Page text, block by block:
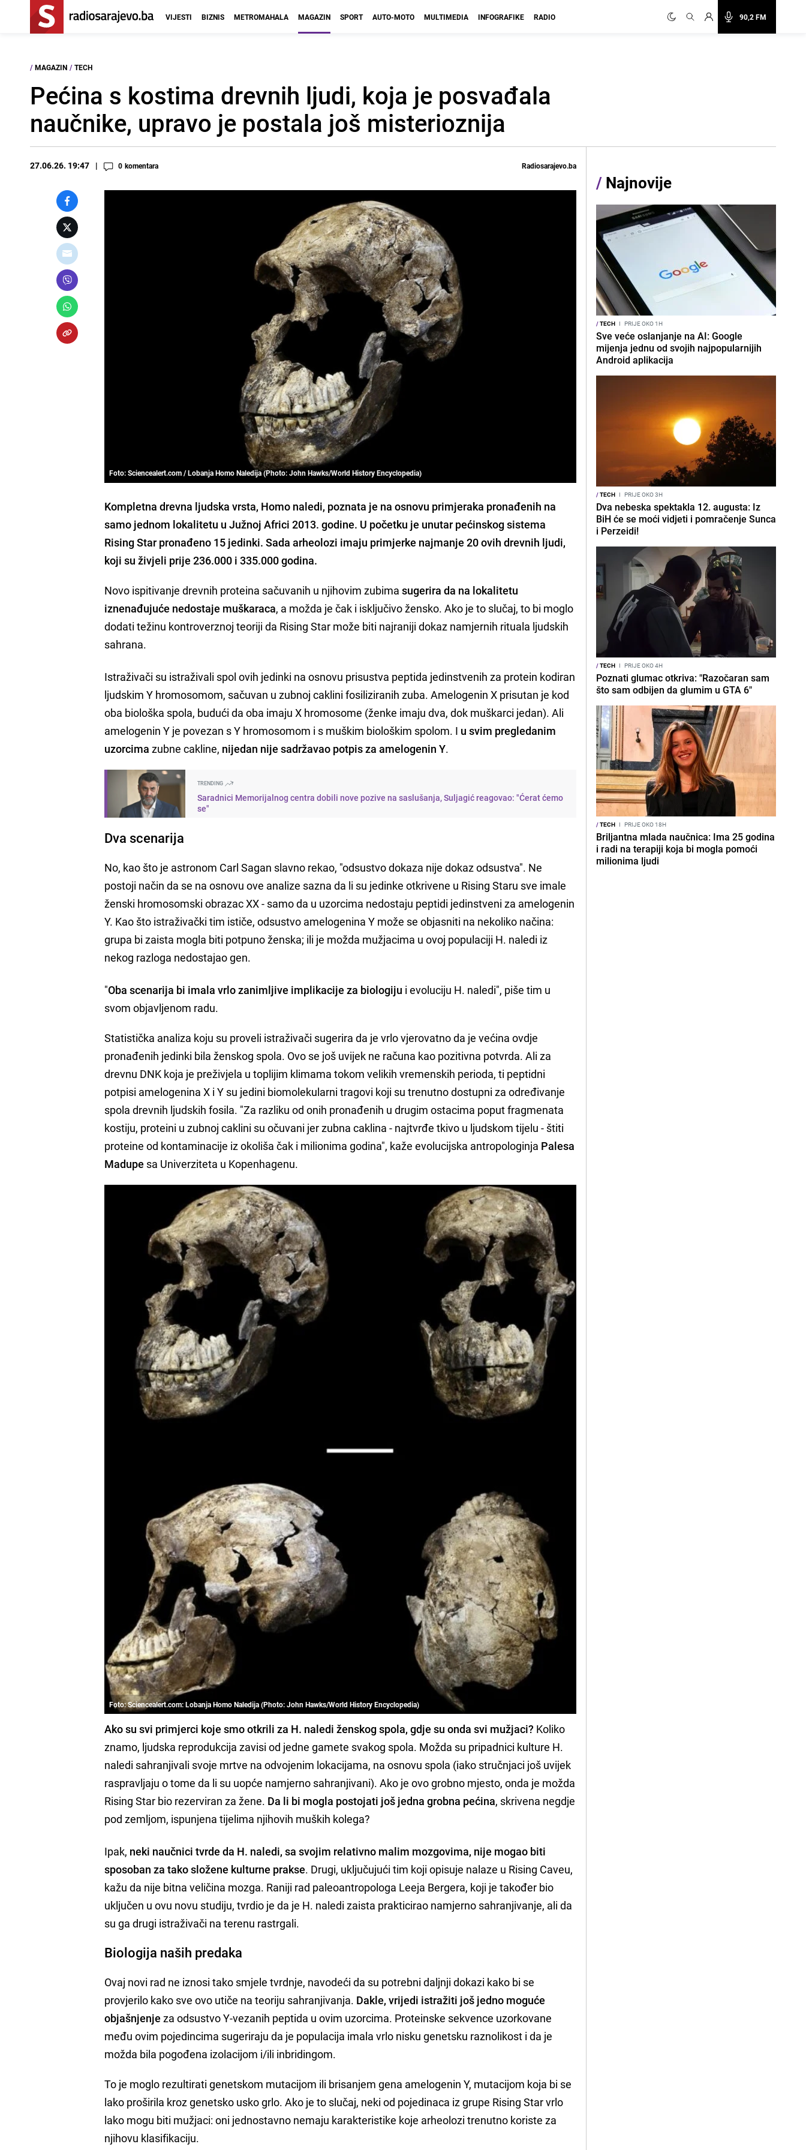
90,2 FM
VIJESTI BIZNIS METROMAHALA MAGAZIN SPORT AUTO-MOTO MULTIMEDIA INFOGRAFIKE RADIO
/ MAGAZIN / TECH
Pećina s kostima drevnih ljudi, koja je posvađala
naučnike, upravo je postala još misterioznija
27.06.26. 19:47 0 komentara Radiosarajevo.ba
Foto: Sciencealert.com / Lobanja Homo Naledija (Photo: John Hawks/World History Encyclopedia)
Kompletna drevna ljudska vrsta, Homo naledi, poznata je na osnovu primjeraka pronađenih na
samo jednom lokalitetu u Južnoj Africi 2013. godine. U početku je unutar pećinskog sistema
Rising Star pronađeno 15 jedinki. Sada arheolozi imaju primjerke najmanje 20 ovih drevnih ljudi,
koji su živjeli prije 236.000 i 335.000 godina.
Novo ispitivanje drevnih proteina sačuvanih u njihovim zubimasugerira da na lokalitetu
iznenađujuće nedostaje muškaraca, a možda je čak i isključivo žensko. Ako je to slučaj, to bi moglo
dodati težinu kontroverznoj teoriji da Rising Star može biti najraniji dokaz namjernih rituala ljudskih
sahrana.
Istraživači su istraživali spol ovih jedinki na osnovu prisustva peptida jedinstvenih za protein kodiran
ljudskim Y hromosomom, sačuvan u zubnoj caklini fosiliziranih zuba. Amelogenin X prisutan je kod
oba biološka spola, budući da oba imaju X hromosome (ženke imaju dva, dok muškarci jedan). Ali
amelogenin Y je povezan s Y hromosomom i s muškim biološkim spolom. I u svim pregledanim
uzorcima zubne cakline, nijedan nije sadržavao potpis za amelogenin Y.
TRENDING
Saradnici Memorijalnog centra dobili nove pozive na saslušanja, Suljagić reagovao: "Ćerat ćemo
se"
Dva scenarija
No, kao što je astronom Carl Sagan slavno rekao, "odsustvo dokaza nije dokaz odsustva". Ne
postoji način da se na osnovu ove analize sazna da li su jedinke otkrivene u Rising Staru sve imale
ženski hromosomski obrazac XX - samo da u uzorcima nedostaju peptidi jedinstveni za amelogenin
Y. Kao što istraživački tim ističe, odsustvo amelogenina Y može se objasniti na nekoliko načina:
grupa bi zaista mogla biti potpuno ženska; ili je možda mužjacima u ovoj populaciji H. naledi iz
nekog razloga nedostajao gen.
"Oba scenarija bi imala vrlo zanimljive implikacije za biologiju i evoluciju H. naledi", piše tim u
svom objavljenom radu.
Statistička analiza koju su proveli istraživači sugerira da je vrlo vjerovatno da je većina ovdje
pronađenih jedinki bila ženskog spola. Ovo se još uvijek ne računa kao pozitivna potvrda. Ali za
drevnu DNK koja je preživjela u toplijim klimama tokom velikih vremenskih perioda, ti peptidni
potpisi amelogenina X i Y su jedini biomolekularni tragovi koji su trenutno dostupni za određivanje
spola drevnih ljudskih fosila. "Za razliku od onih pronađenih u drugim ostacima poput fragmenata
kostiju, proteini u zubnoj caklini su očuvani jer zubna caklina - najtvrđe tkivo u ljudskom tijelu - štiti
proteine ​​od kontaminacije iz okoliša čak i milionima godina", kaže evolucijska antropologinja Palesa
Madupe sa Univerziteta u Kopenhagenu.
Foto: Sciencealert.com: Lobanja Homo Naledija (Photo: John Hawks/World History Encyclopedia)
Ako su svi primjerci koje smo otkrili za H. naledi ženskog spola, gdje su onda svi mužjaci? Koliko
znamo, ljudska reprodukcija zavisi od jedne gamete svakog spola. Možda su pripadnici kulture H.
naledi sahranjivali svoje mrtve na odvojenim lokacijama, na osnovu spola (iako stručnjaci još uvijek
raspravljaju o tome da li su uopće namjerno sahranjivani). Ako je ovo grobno mjesto, onda je možda
Rising Star bio rezerviran za žene. Da li bi mogla postojati još jedna grobna pećina, skrivena negdje
pod zemljom, ispunjena tijelima njihovih muških kolega?
Ipak, neki naučnici tvrde da H. naledi, sa svojim relativno malim mozgovima, nije mogao biti
sposoban za tako složene kulturne prakse. Drugi, uključujući tim koji opisuje nalaze u Rising Caveu,
kažu da nije bitna veličina mozga. Raniji rad paleoantropologa Leeja Bergera, koji je također bio
uključen u ovu novu studiju, tvrdio je da je H. naledi zaista prakticirao namjerno sahranjivanje, ali da
su ga drugi istraživači na terenu rastrgali.
Biologija naših predaka
Ovaj novi rad ne iznosi tako smjele tvrdnje, navodeći da su potrebni daljnji dokazi kako bi se
provjerilo kako sve ovo utiče na teoriju sahranjivanja. Dakle, vrijedi istražiti još jedno moguće
objašnjenje za odsustvo Y-vezanih peptida u ovim uzorcima. Proteinske sekvence uzorkovane
među ovim pojedincima sugeriraju da je populacija imala vrlo nisku genetsku raznolikost i da je
možda bila pogođena izolacijom i/ili inbridingom.
To je moglo rezultirati genetskom mutacijom ili brisanjem gena amelogenin Y, mutacijom koja bi se
lako proširila kroz genetsko usko grlo. Ako je to slučaj, neki od pojedinaca iz grupe Rising Star vrlo
lako mogu biti mužjaci: oni jednostavno nemaju karakteristike koje arheolozi trenutno koriste za
njihovu klasifikaciju.
/ Najnovije
/TECH I PRIJE OKO 1H
Sve veće oslanjanje na AI: Google
mijenja jednu od svojih najpopularnijih
Android aplikacija
/TECH I PRIJE OKO 3H
Dva nebeska spektakla 12. augusta: Iz
BiH će se moći vidjeti i pomračenje Sunca
i Perzeidi!
/TECH I PRIJE OKO 4H
Poznati glumac otkriva: "Razočaran sam
što sam odbijen da glumim u GTA 6"
/TECH I PRIJE OKO 18H
Briljantna mlada naučnica: Ima 25 godina
i radi na terapiji koja bi mogla pomoći
milionima ljudi